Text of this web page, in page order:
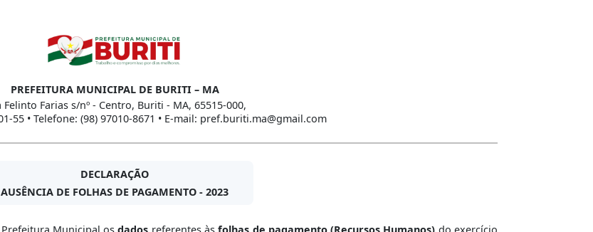
PREFEITURA MUNICIPAL DE BURITI – MA
Felinto Farias s/nº - Centro, Buriti - MA, 65515-000,
55 • Telefone: (98) 97010-8671 • E-mail: pref.buriti.ma@gmail.com
DECLARAÇÃO
AUSÊNCIA DE FOLHAS DE PAGAMENTO - 2023
Prefeitura Municipal osdados referentes àsfolhas de pagamento (Recursos Humanos) do exercício